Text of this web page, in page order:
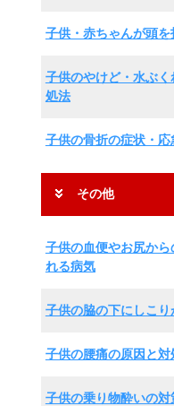
子供・赤ちゃんが頭を
子供のやけど・水ぶ
処法
子供の骨折の症状・応
その他
子供の血便やお尻か
れる病気
子供の脇の下にしこり
子供の腰痛の原因と対
子供の乗り物酔いの